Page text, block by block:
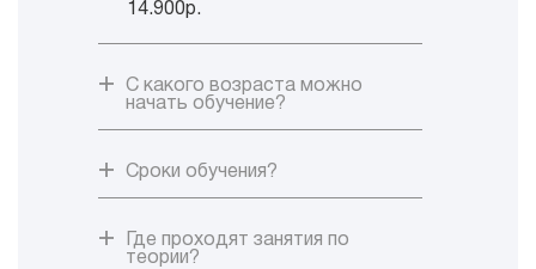
14.900р.
С какого возраста можно
начать обучение?
Сроки обучения?
Где проходят занятия по
теории?